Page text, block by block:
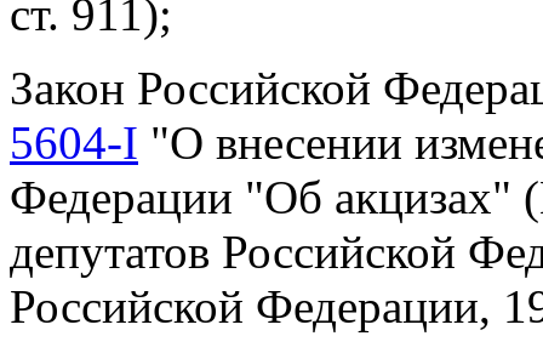
ст. 911);
Закон Российской
5604-I "О внесении
Федерации "Об акцизах"
депутатов Российской
Российской Федерации,